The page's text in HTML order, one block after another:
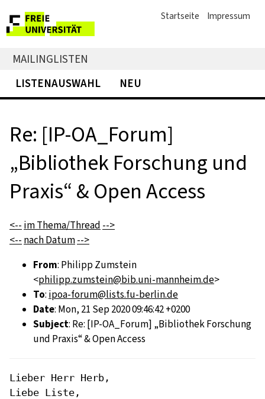
Startseite Impressum
MAILINGLISTEN
LISTENAUSWAHL
NEU
Re: [IP-OA_Forum]
„Bibliothek Forschung und
Praxis“ & Open Access
<-- im Thema/Thread -->
<-- nach Datum-->
From: Philipp Zumstein
<philipp.zumstein@bib.uni-mannheim.de>
To: ipoa-forum@lists.fu-berlin.de
Date: Mon, 21 Sep 2020 09:46:42 +0200
Subject: Re: [IP-OA_Forum] „Bibliothek Forschung
und Praxis“ & Open Access
Lieber Herr Herb,
Liebe Liste,